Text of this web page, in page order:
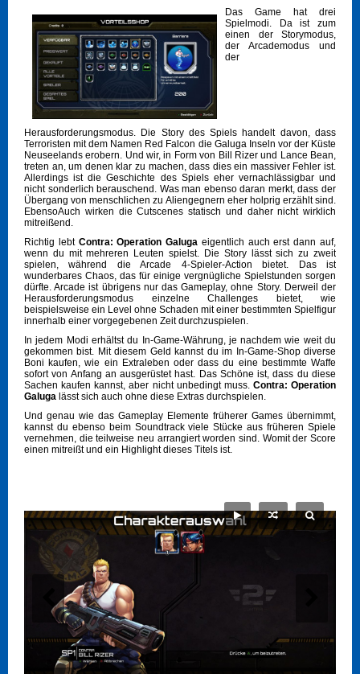
Das Game hat drei
Spielmodi. Da ist zum
einen der Storymodus,
der Arcademodus und
der
Herausforderungsmodus. Die Story des Spiels handelt davon, dass
Terroristen mit dem Namen Red Falcon die Galuga Inseln vor der Küste
Neuseelands erobern. Und wir, in Form von Bill Rizer und Lance Bean,
treten an, um denen klar zu machen, dass dies ein massiver Fehler ist.
Allerdings ist die Geschichte des Spiels eher vernachlässigbar und
nicht sonderlich berauschend. Was man ebenso daran merkt, dass der
Übergang von menschlichen zu Aliengegnern eher holprig erzählt sind.
EbensoAuch wirken die Cutscenes statisch und daher nicht wirklich
mitreißend.
Richtig lebt Contra: Operation Galuga eigentlich auch erst dann auf,
wenn du mit mehreren Leuten spielst. Die Story lässt sich zu zweit
spielen, während die Arcade 4-Spieler-Action bietet. Das ist
wunderbares Chaos, das für einige vergnügliche Spielstunden sorgen
dürfte. Arcade ist übrigens nur das Gameplay, ohne Story. Derweil der
Herausforderungsmodus einzelne Challenges bietet, wie
beispielsweise ein Level ohne Schaden mit einer bestimmten Spielfigur
innerhalb einer vorgegebenen Zeit durchzuspielen.
In jedem Modi erhältst du In-Game-Währung, je nachdem wie weit du
gekommen bist. Mit diesem Geld kannst du im In-Game-Shop diverse
Boni kaufen, wie ein Extraleben oder dass du eine bestimmte Waffe
sofort von Anfang an ausgerüstet hast. Das Schöne ist, dass du diese
Sachen kaufen kannst, aber nicht unbedingt muss. Contra: Operation
Galuga lässt sich auch ohne diese Extras durchspielen.
Und genau wie das Gameplay Elemente früherer Games übernimmt,
kannst du ebenso beim Soundtrack viele Stücke aus früheren Spiele
vernehmen, die teilweise neu arrangiert worden sind. Womit der Score
einen mitreißt und ein Highlight dieses Titels ist.